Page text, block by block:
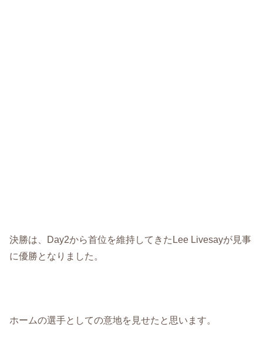
決勝は、Day2から首位を維持してきたLee Livesayが見事
に優勝となりました。
ホームの選手としての意地を見せたと思います。